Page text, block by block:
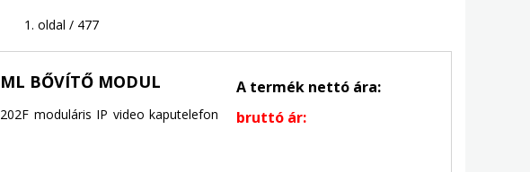
1. oldal / 477
BŐVÍTŐ MODUL
moduláris IP video kaputelefon
A termék nettó ára:
bruttó ár: